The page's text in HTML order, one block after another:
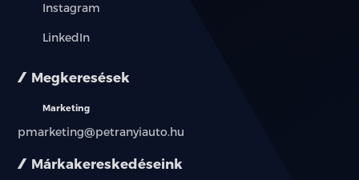
Márkakereskedéseink
Instagram
LinkedIn
Megkeresések
Marketing
pmarketing@petranyiauto.hu